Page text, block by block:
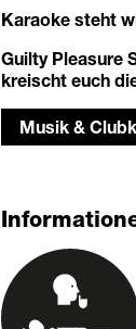
Karaoke steht
Guilty Pleasure
kreischt euch
Musik &